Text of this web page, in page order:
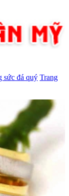
sức đá quý Trang